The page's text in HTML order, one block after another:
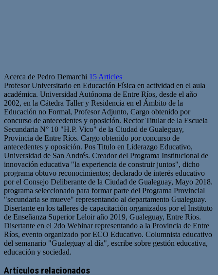
Acerca de Pedro Demarchi 15 Articles
Profesor Universitario en Educación Física en actividad en el aula
académica. Universidad Autónoma de Entre Ríos, desde el año
2002, en la Cátedra Taller y Residencia en el Ámbito de la
Educación no Formal, Profesor Adjunto, Cargo obtenido por
concurso de antecedentes y oposición. Rector Titular de la Escuela
Secundaria N° 10 "H.P. Vico" de la Ciudad de Gualeguay,
Provincia de Entre Ríos. Cargo obtenido por concurso de
antecedentes y oposición. Pos Titulo en Liderazgo Educativo,
Universidad de San Andrés. Creador del Programa Institucional de
innovación educativa "la experiencia de construir juntos", dicho
programa obtuvo reconocimientos; declarado de interés educativo
por el Consejo Deliberante de la Ciudad de Gualeguay, Mayo 2018.
programa seleccionado para formar parte del Programa Provincial
"secundaria se mueve" representando al departamento Gualeguay.
Disertante en los talleres de capacitación organizados por el Instituto
de Enseñanza Superior Leloir año 2019, Gualeguay, Entre Ríos.
Disertante en el 2do Webinar representando a la Provincia de Entre
Ríos, evento organizado por ECO Educativo. Columnista educativo
del semanario "Gualeguay al día", escribe sobre gestión educativa,
educación y sociedad.
Artículos relacionados